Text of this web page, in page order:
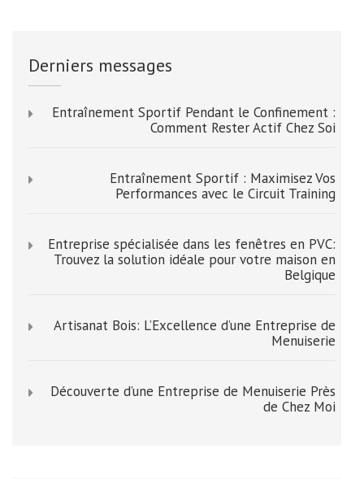
Derniers messages
Entraînement Sportif Pendant le Confinement :
Comment Rester Actif Chez Soi
Entraînement Sportif : Maximisez Vos
Performances avec le Circuit Training
Entreprise spécialisée dans les fenêtres en PVC:
Trouvez la solution idéale pour votre maison en
Belgique
Artisanat Bois: L’Excellence d’une Entreprise de
Menuiserie
Découverte d’une Entreprise de Menuiserie Près
de Chez Moi